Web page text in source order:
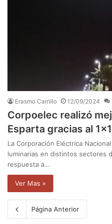
Erasmo Carrillo 12/09/2024
Corpoelec realizó
Esparta gracias al
La Corporación Eléctrica
luminarias en distintos sectores
respuesta a…
Ver Mas »
Página Anterior